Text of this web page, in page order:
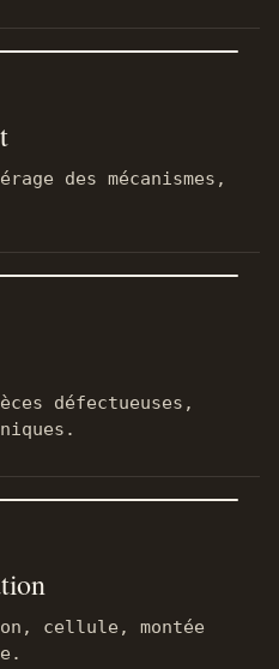
des mécanismes,
défectueuses,
cellule, montée